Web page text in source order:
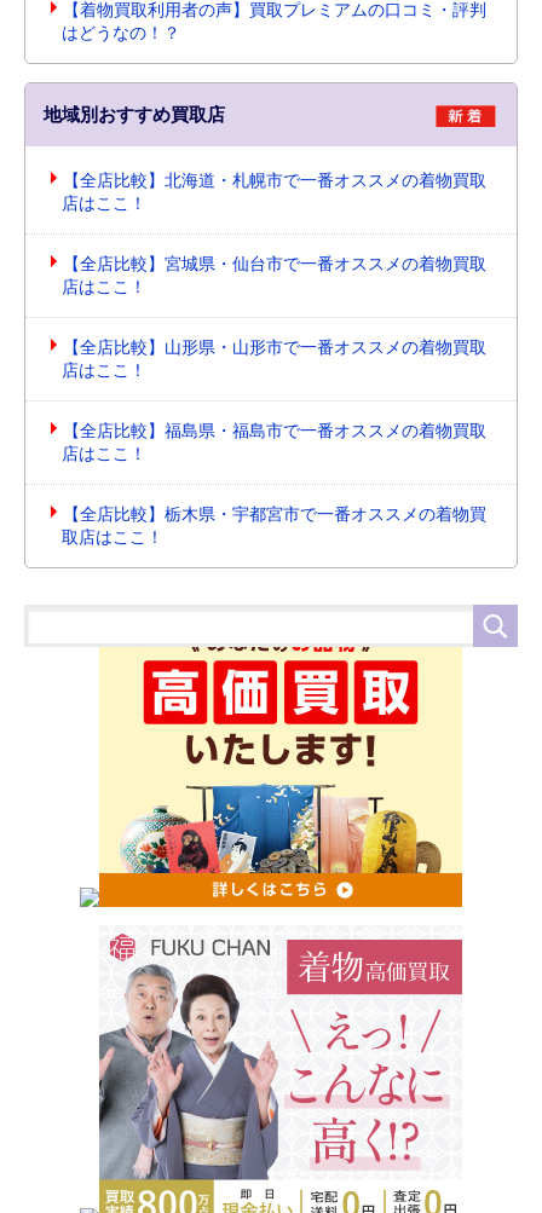
【着物買取利用者の声】買取プレミアムの口コミ・評判
はどうなの！？
地域別おすすめ買取店
【全店比較】北海道・札幌市で一番オススメの着物買取
店はここ！
【全店比較】宮城県・仙台市で一番オススメの着物買取
店はここ！
【全店比較】山形県・山形市で一番オススメの着物買取
店はここ！
【全店比較】福島県・福島市で一番オススメの着物買取
店はここ！
【全店比較】栃木県・宇都宮市で一番オススメの着物買
取店はここ！